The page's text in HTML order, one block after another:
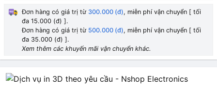
Đơn hàng có giá trị từ 300.000 (đ), miễn phí vận chuyển [ tối
đa 15.000 (đ) ].
Đơn hàng có giá trị từ 500.000 (đ), miễn phí vận chuyển [ tối
đa 35.000 (đ) ].
Xem thêm các khuyến mãi vận chuyển khác.